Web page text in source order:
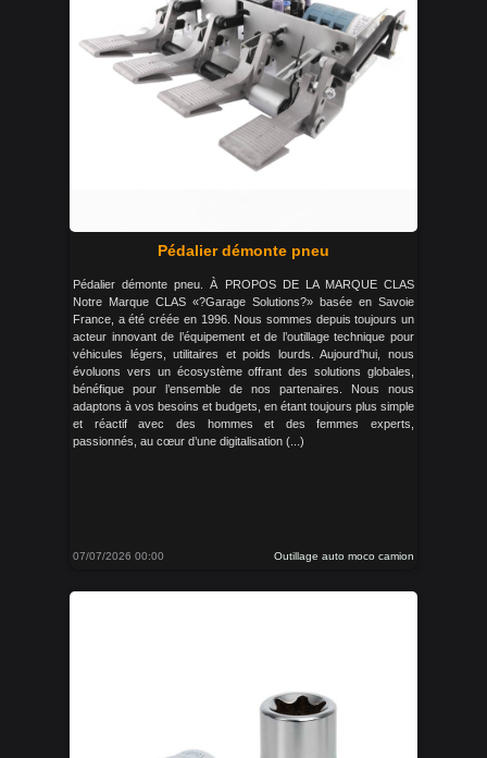
Pédalier démonte pneu
Pédalier démonte pneu. À PROPOS DE LA MARQUE CLAS
Notre Marque CLAS «?Garage Solutions?» basée en Savoie
France, a été créée en 1996. Nous sommes depuis toujours un
acteur innovant de l’équipement et de l’outillage technique pour
véhicules légers, utilitaires et poids lourds. Aujourd’hui, nous
évoluons vers un écosystème offrant des solutions globales,
bénéfique pour l’ensemble de nos partenaires. Nous nous
adaptons à vos besoins et budgets, en étant toujours plus simple
et réactif avec des hommes et des femmes experts,
passionnés, au cœur d’une digitalisation (...)
07/07/2026 00:00 Outillage auto moco camion